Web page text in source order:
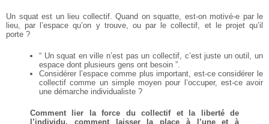
Un squat est un lieu collectif. Quand on squatte, est-on motivé-e par le
lieu, par l’espace qu’on y trouve, ou par le collectif, et le projet qu’il
porte ?
“ Un squat en ville n’est pas un collectif, c’est juste un outil, un
espace dont plusieurs gens ont besoin ”.
Considérer l’espace comme plus important, est-ce considérer le
collectif comme un simple moyen pour l’occuper, est-ce avoir
une démarche individualiste ?
Comment lier la force du collectif et la liberté de
l’individu, comment laisser la place à l’une et à